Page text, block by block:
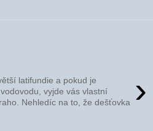
›
latifundie a pokud je
vyjde vás vlastní
Nehledíc na to, že dešťovka